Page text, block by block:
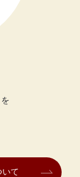
いて